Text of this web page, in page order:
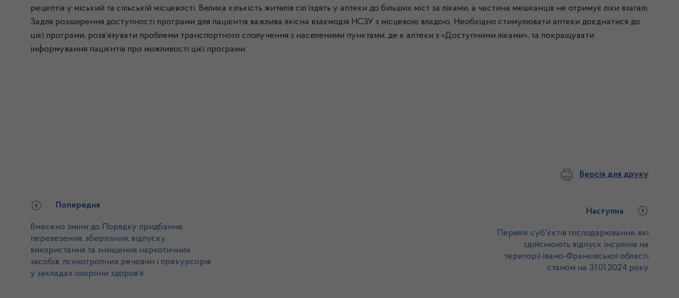
рецептів у міський та сільській місцевості. Велика кількість жителів сіл їздять у аптеки до більших міст за ліками, а частина мешканців не отримує ліки взагалі.
Задля розширення доступності програми для пацієнтів важлива якісна взаємодія НСЗУ з місцевою владою. Необхідно стимулювати аптеки доєднатися до
цієї програми, розв’язувати проблеми транспортного сполучення з населеними пунктами, де є аптеки з «Доступними ліками», та покращувати
інформування пацієнтів про можливості цієї програми.
Версія для друку
Попередня
Внесено зміни до Порядку придбання,
перевезення, зберігання, відпуску,
використання та знищення наркотичних
засобів, психотропних речовин і прекурсорів
у закладах охорони здоров’я
Наступна
Перелік суб'єктів господарювання, які
здійснюють відпуск інсулінів на
території Івано-Франківської області
станом на 31.01.2024 року